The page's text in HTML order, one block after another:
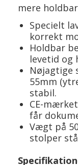
mere
Specielt
korrekt
Holdbar
levetid og
Nøjagtige
55mm
stabil.
CE-
får
Vægt på
stolper